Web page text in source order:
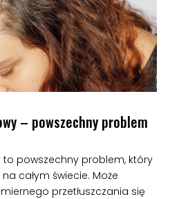
– powszechny problem
to powszechny problem, który
całym świecie. Może
przetłuszczania się